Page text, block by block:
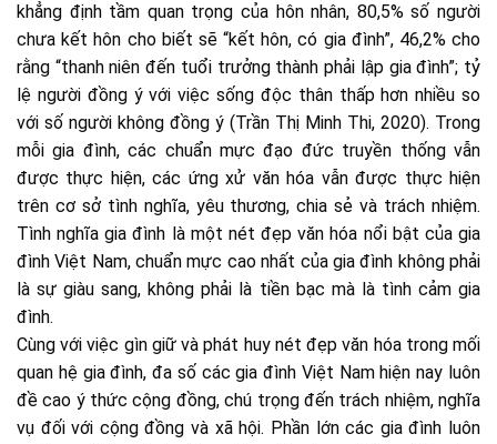
khẳng định tầm quan trọng của hôn nhân, 80,5% số người
chưa kết hôn cho biết sẽ “kết hôn, có gia đình”, 46,2% cho
rằng “thanh niên đến tuổi trưởng thành phải lập gia đình”; tỷ
lệ người đồng ý với việc sống độc thân thấp hơn nhiều so
với số người không đồng ý (Trần Thị Minh Thi, 2020). Trong
mỗi gia đình, các chuẩn mực đạo đức truyền thống vẫn
được thực hiện, các ứng xử văn hóa vẫn được thực hiện
trên cơ sở tình nghĩa, yêu thương, chia sẻ và trách nhiệm.
Tình nghĩa gia đình là một nét đẹp văn hóa nổi bật của gia
đình Việt Nam, chuẩn mực cao nhất của gia đình không phải
là sự giàu sang, không phải là tiền bạc mà là tình cảm gia
đình.
Cùng với việc gìn giữ và phát huy nét đẹp văn hóa trong mối
quan hệ gia đình, đa số các gia đình Việt Nam hiện nay luôn
đề cao ý thức cộng đồng, chú trọng đến trách nhiệm, nghĩa
vụ đối với cộng đồng và xã hội. Phần lớn các gia đình luôn